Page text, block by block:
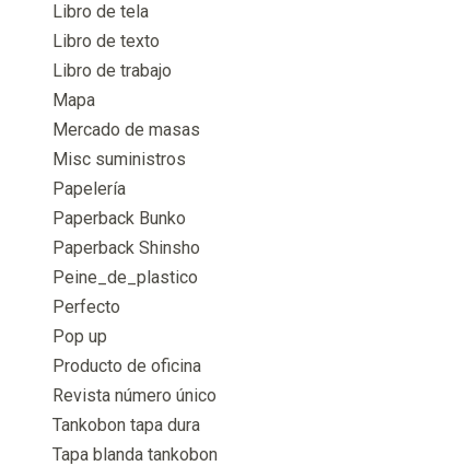
Libro de tela
Libro de texto
Libro de trabajo
Mapa
Mercado de masas
Misc suministros
Papelería
Paperback Bunko
Paperback Shinsho
Peine_de_plastico
Perfecto
Pop up
Producto de oficina
Revista número único
Tankobon tapa dura
Tapa blanda tankobon